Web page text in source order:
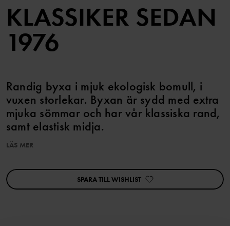
KLASSIKER SEDAN
1976
Randig byxa i mjuk ekologisk bomull, i
vuxen storlekar. Byxan är sydd med extra
mjuka sömmar och har vår klassiska rand,
samt elastisk midja.
Storlekarna i våra vuxenkläder går enligt standard, så välj den
Artikelnummer
60390445
LÄS MER
SPARA TILL WISHLIST